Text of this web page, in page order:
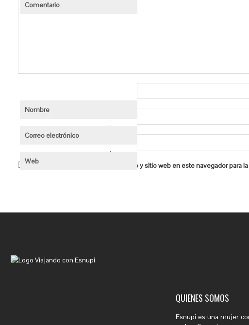
Comentario
Nombre
*
Correo electrónico
*
Web
Guardar mi nombre, correo electrónico y sitio web en este navegador para
QUIENES SOMOS
Esnupi es una mujer